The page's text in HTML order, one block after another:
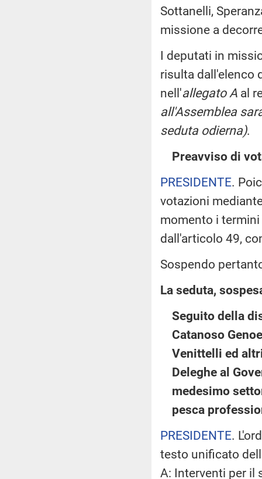
Sottanelli,
missione a
I deputati in
risulta dall'elenco
nell'allegato A al
all'Assemblea
seduta odierna).
Preavviso di
PRESIDENTE.
votazioni
momento i
dall'articolo 49,
Sospendo
La seduta,
Seguito della
Catanoso
Venittelli ed
Deleghe al
medesimo
pesca
PRESIDENTE.
testo unificato
A: Interventi per il